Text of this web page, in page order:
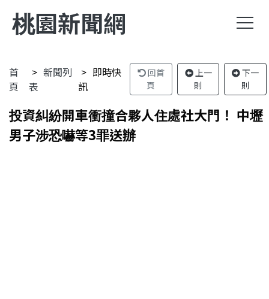
桃園新聞網
首
頁
新聞列
表
即時快
訊
回首
頁
上一
則
下一
則
投資糾紛開車衝撞合夥人住處社大門！ 中壢
男子涉恐嚇等3罪送辦